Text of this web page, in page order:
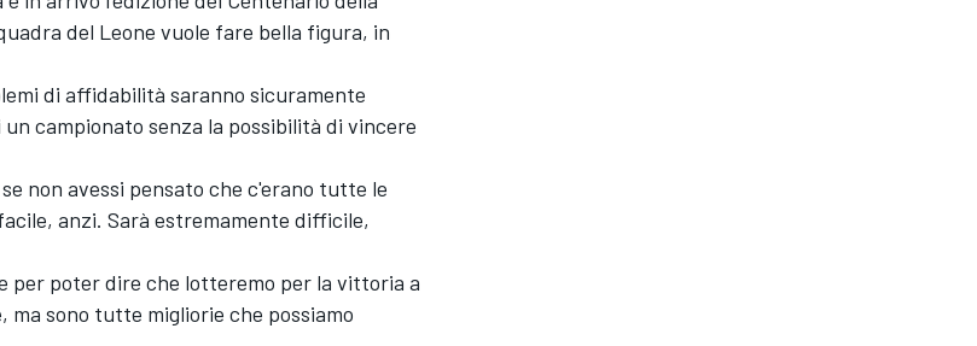
del Leone vuole fare bella figura, in
di affidabilità saranno sicuramente
campionato senza la possibilità di vincere
non avessi pensato che c'erano tutte le
anzi. Sarà estremamente difficile,
per poter dire che lotteremo per la vittoria a
ma sono tutte migliorie che possiamo